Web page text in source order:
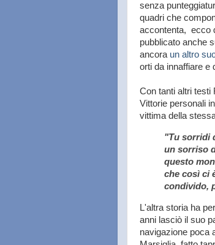
senza
quadri che
accontenta, ecco
pubblicato anche
ancora un altro
orti da innaffiare e
Con tanti altri testi
Vittorie personali
vittima della
"Tu sorridi
un sorriso
questo
che così ci
condivido,
L'altra storia ha
anni lasciò il suo
navigazione poca